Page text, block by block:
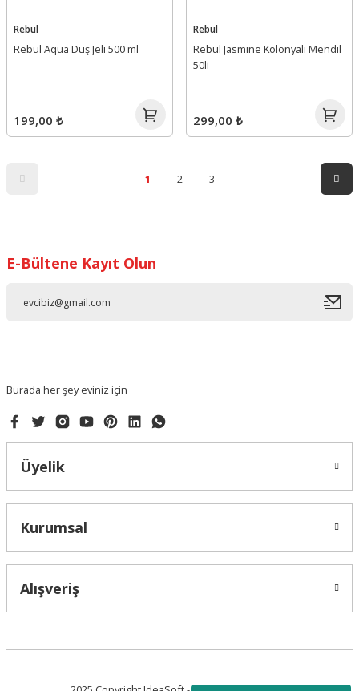
Rebul
Rebul Aqua Duş Jeli 500 ml
199,00 ₺
Rebul
Rebul Jasmine Kolonyalı Mendil
50li
299,00 ₺
1 2 3
E-Bültene Kayıt Olun
Burada her şey eviniz için
Üyelik
Kurumsal
Alışveriş